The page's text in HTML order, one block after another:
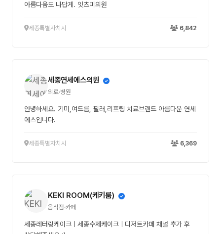
아름다움도 나답게. 잇츠미의원
세종특별자치시 6,842
세종연세에스의원
의료·병원
안녕하세요. 기미,여드름, 필러,리프팅 치료브랜드 아름다운 연세
에스입니다.
세종특별자치시 6,369
KEKI ROOM(케키룸)
음식점·카페
세종레터링케이크ㅣ세종수제케이크ㅣ디저트카페 채널 추가 후